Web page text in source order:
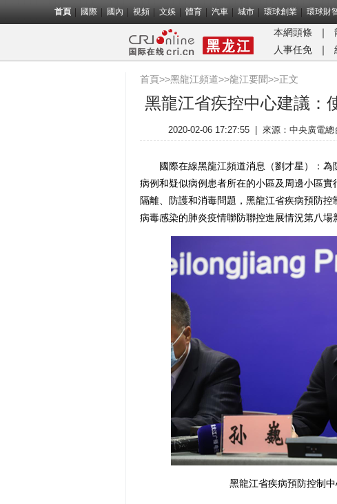
首頁 國際 國內 視頻 文娛 體育 汽車 城市 環球創業 環球財
本網頭條 ｜
人事任免
｜
首頁>>黑龍江頻道>>龍江要聞>>正文
黑龍江省疾控中心建議：
2020-02-06 17:27:55 來源： 中央廣電總
國際在線黑龍江頻道消息（劉才星）：為
病例和疑似病例患者所在的小區及周邊小區
隔離、防護和消毒問題，黑龍江省疾病預防
病毒感染的肺炎疫情聯防聯控進展情況第八場
黑龍江省疾病預防控制